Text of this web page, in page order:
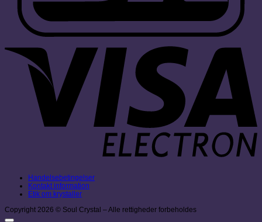
Handelsebetingelser
Kontakt information
Etik om krystaller
Copyright 2026 © Soul Crystal – Alle rettigheder forbeholdes